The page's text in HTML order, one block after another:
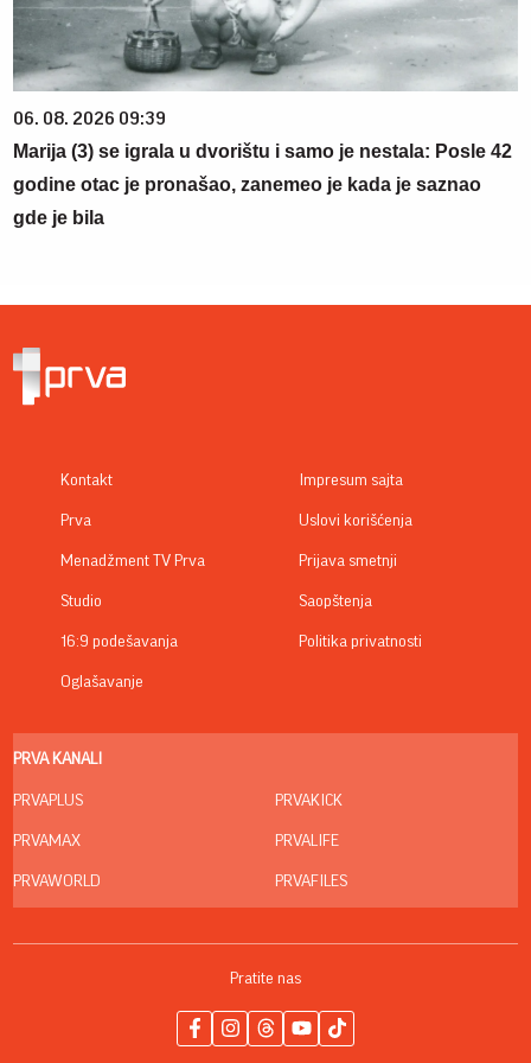
06. 08. 2026 09:39
Marija (3) se igrala u dvorištu i samo je nestala: Posle 42
godine otac je pronašao, zanemeo je kada je saznao
gde je bila
Kontakt
Prva
Menadžment TV Prva
Studio
16:9 podešavanja
Oglašavanje
Impresum sajta
Uslovi korišćenja
Prijava smetnji
Saopštenja
Politika privatnosti
PRVA KANALI
PRVAPLUS
PRVAMAX
PRVAWORLD
PRVAKICK
PRVALIFE
PRVAFILES
Pratite nas